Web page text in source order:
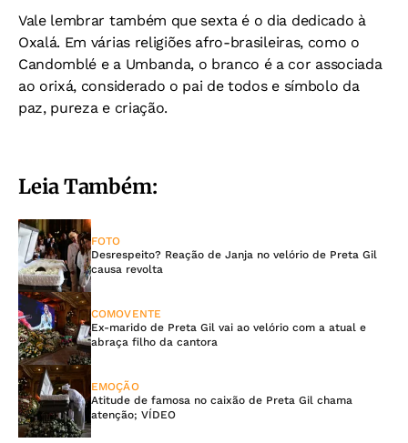
Vale lembrar também que sexta é o dia dedicado à
Oxalá. Em várias religiões afro-brasileiras, como o
Candomblé e a Umbanda, o branco é a cor associada
ao orixá, considerado o pai de todos e símbolo da
paz, pureza e criação.
Leia Também:
FOTO
Desrespeito? Reação de Janja no velório de Preta Gil
causa revolta
COMOVENTE
Ex-marido de Preta Gil vai ao velório com a atual e
abraça filho da cantora
EMOÇÃO
Atitude de famosa no caixão de Preta Gil chama
atenção; VÍDEO